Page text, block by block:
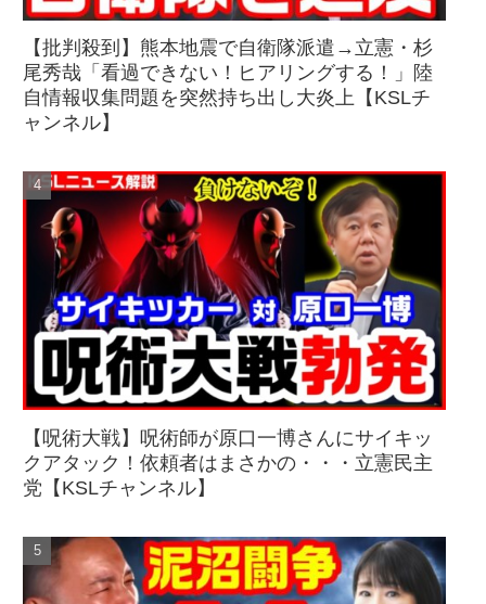
【批判殺到】熊本地震で自衛隊派遣→立憲・杉
尾秀哉「看過できない！ヒアリングする！」陸
自情報収集問題を突然持ち出し大炎上【KSLチ
ャンネル】
【呪術大戦】呪術師が原口一博さんにサイキッ
クアタック！依頼者はまさかの・・・立憲民主
党【KSLチャンネル】